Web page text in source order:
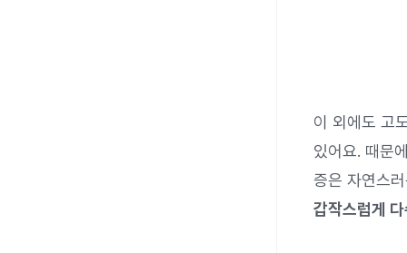
이 외에도 고
있어요. 때문
증은 자연스
갑작스럽게